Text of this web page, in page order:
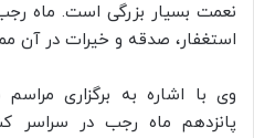
نعمت بسیار بزرگی است. ماه
استغفار، صدقه و خیرات در آن
وی با اشاره به برگزاری
پانزدهم ماه رجب در سراسر